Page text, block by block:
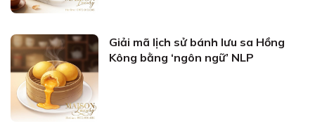
Giải mã lịch sử bánh lưu sa Hồng
Kông bằng ‘ngôn ngữ’ NLP